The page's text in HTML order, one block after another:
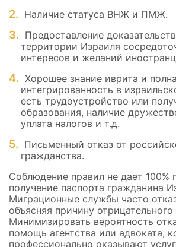
Наличие статуса ВНЖ и ПМЖ.
Предоставление
территории Израиля
интересов и желаний
Хорошее знание иврита и
интегрированность в
есть трудоустройство или
образования, наличие
уплата налогов и т.д.
Письменный отказ от
гражданства.
Соблюдение правил не дает 100%
получение паспорта гражданина
Миграционные службы часто
объясняя причину отрицательного
Минимизировать вероятность
помощь агентства или адвоката,
профессионально оказывают